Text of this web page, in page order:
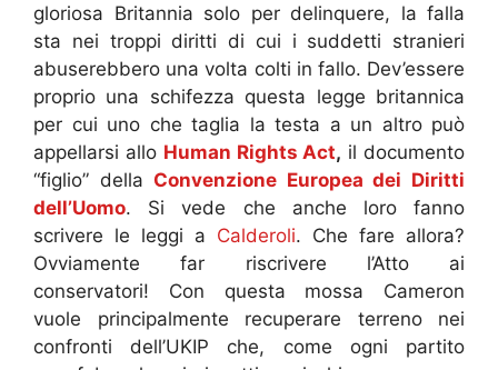
gloriosa Britannia solo per delinquere, la falla
sta nei troppi diritti di cui i suddetti stranieri
abuserebbero una volta colti in fallo. Dev’essere
proprio una schifezza questa legge britannica
per cui uno che taglia la testa a un altro può
appellarsi allo Human Rights Act, il documento
“figlio” della Convenzione Europea dei Diritti
dell’Uomo. Si vede che anche loro fanno
scrivere le leggi a Calderoli. Che fare allora?
Ovviamente far riscrivere l’Atto ai
conservatori! Con questa mossa Cameron
vuole principalmente recuperare terreno nei
confronti dell’UKIP che, come ogni partito